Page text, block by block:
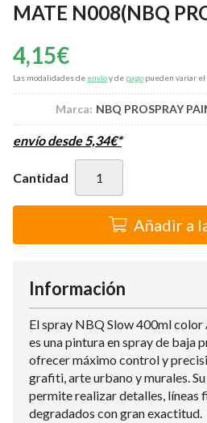
MATE N008(NBQ
4,15€
Las modalidades de envíoy de pago pueden variar
Marca: NBQ PROSPRAY
envío desde5,34€*
Cantidad
Añadir a
Información
El spray NBQ Slow 400ml
es una pintura en spray de baja
ofrecer máximo control y
grafiti, arte urbano y murales.
permite realizar detalles, líneas
degradados con gran exactitud.